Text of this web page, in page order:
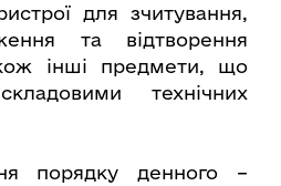
для зчитування,
та відтворення
інші предмети, що
технічних
порядку денного –